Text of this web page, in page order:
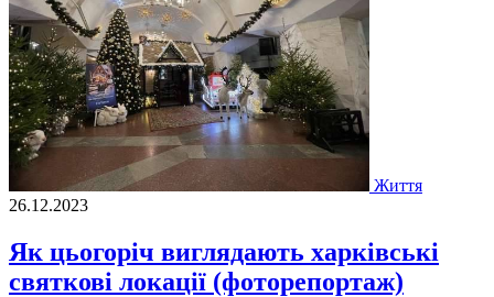
Життя
26.12.2023
Як цьогоріч виглядають харківські
святкові локації (фоторепортаж)